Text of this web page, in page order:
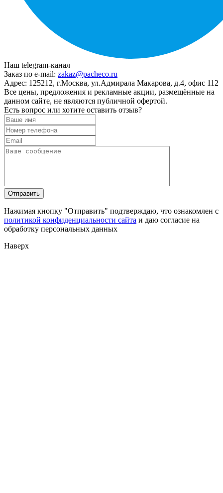
Наш telegram-канал
Заказ по e-mail: zakaz@pacheco.ru
Адрес: 125212, г.Москва, ул.Адмирала Макарова, д.4, офис 112
Все цены, предложения и рекламные акции, размещённые на
данном сайте, не являются публичной офертой.
Есть вопрос или хотите оставить отзыв?
Нажимая кнопку "Отправить" подтверждаю, что ознакомлен с
политикой конфиденциальности сайта и даю согласие на
обработку персональных данных
Наверх